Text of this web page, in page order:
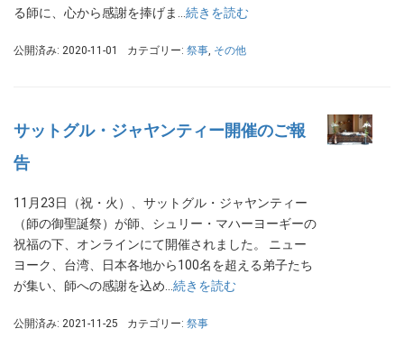
る師に、心から感謝を捧げま… 続きを読む
公開済み: 2020-11-01 カテゴリー: 祭事, その他
サットグル・ジャヤンティー開催のご報
告
11月23日（祝・火）、サットグル・ジャヤンティー
（師の御聖誕祭）が師、シュリー・マハーヨーギーの
祝福の下、オンラインにて開催されました。 ニュー
ヨーク、台湾、日本各地から100名を超える弟子たち
が集い、師への感謝を込め… 続きを読む
公開済み: 2021-11-25 カテゴリー: 祭事